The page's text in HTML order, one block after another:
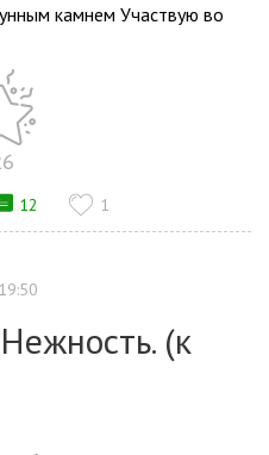
камнем Участвую во
12 1
(к